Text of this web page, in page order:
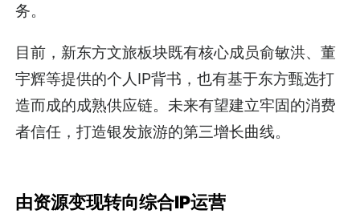
务。
目前，新东方文旅板块既有核心成员俞敏洪、董
宇辉等提供的个人IP背书，也有基于东方甄选打
造而成的成熟供应链。未来有望建立牢固的消费
者信任，打造银发旅游的第三增长曲线。
由资源变现转向综合IP运营